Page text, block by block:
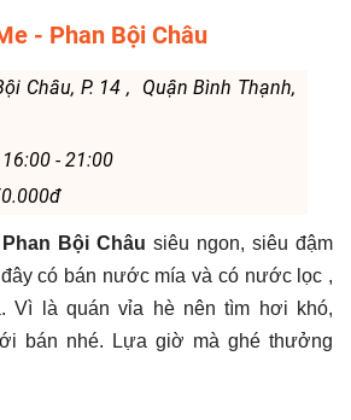
- Phan Bội Châu
Châu, P. 14 , Quận Bình Thạnh,
- 21:00
Bội Châu siêu ngon, siêu đậm
có bán nước mía và có nước lọc ,
Vì là quán vỉa hè nên tìm hơi khó,
bán nhé. Lựa giờ mà ghé thưởng